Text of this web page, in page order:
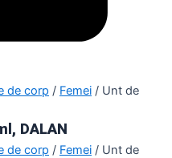
de corp / Femei / Unt de
DALAN
de corp / Femei / Unt de